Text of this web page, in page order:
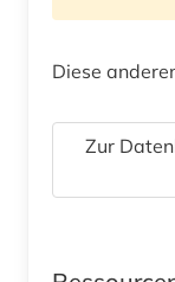
Diese
Zur